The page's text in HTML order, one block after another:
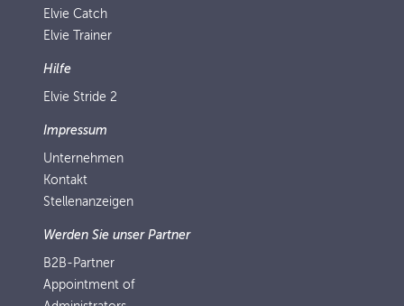
Elvie Catch
Elvie Trainer
Hilfe
Elvie Stride 2
Impressum
Unternehmen
Kontakt
Stellenanzeigen
Werden Sie unser Partner
B2B-Partner
Appointment of